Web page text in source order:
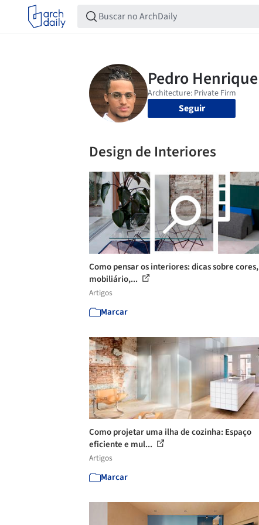
Seguir
Design de Interiores
Como pensar os interiores: dicas sobre cores,
mobiliário,...
Artigos
Marcar
Como projetar uma ilha de cozinha: Espaço
eficiente e mul...
Artigos
Marcar